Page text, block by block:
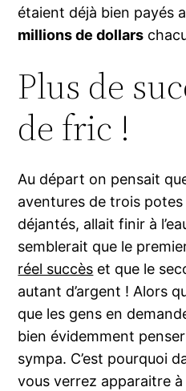
étaient déjà bien payés
millions de dollars
Plus de
de fric !
Au départ on pensait
aventures de trois
déjantés, allait finir à
semblerait que le
réel succès et que le
autant d’argent ! Alors
que les gens en
bien évidemment
sympa. C’est pourquoi
vous verrez apparaitre à